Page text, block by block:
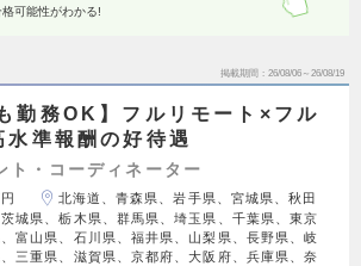
可能性がわかる!
掲載期間 26/08/06～26/08/19
勤務OK】フルリモート×フル
準報酬の好待遇
ト・コーディネーター
北海道、青森県、岩手県、宮城県、秋田
城県、栃木県、群馬県、埼玉県、千葉県、東京
富山県、石川県、福井県、山梨県、長野県、岐
三重県、滋賀県、京都府、大阪府、兵庫県、奈